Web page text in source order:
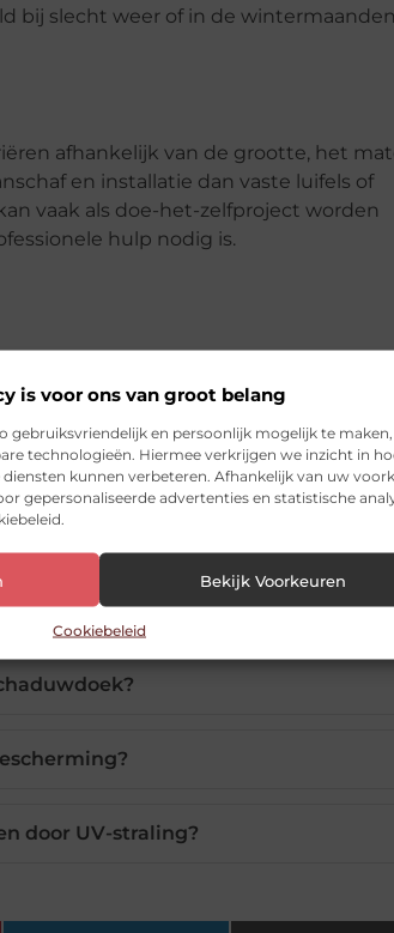
is voor ons van groot belang
gebruiksvriendelijk en persoonlijk mogelijk te maken,
technologieën. Hiermee verkrijgen we inzicht in
kunnen verbeteren. Afhankelijk van uw
gepersonaliseerde advertenties en statistische
Bekijk Voorkeuren
Cookiebeleid
bij slecht weer of in de
afhankelijk van de grootte, het
en installatie dan vaste luifels of
vaak als doe-het-zelfproject worden
hulp nodig is.
en een parasol?
door UV-straling?